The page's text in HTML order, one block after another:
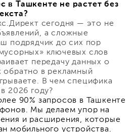
в Ташкенте не растет без
сегодня — это не
а сложные
подрядчик до сих пор
ключевых слов
передачу данных о
обратно в рекламный
В чем специфика
2026 году?
90% запросов в Ташкенте
Мы делаем упор на
и расширения, которые
мобильного устройства.